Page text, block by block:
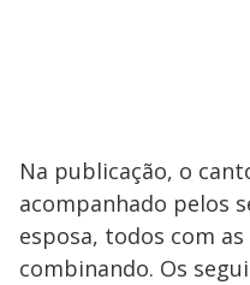
Na publicação, o
acompanhado pelos
esposa, todos com
combinando. Os